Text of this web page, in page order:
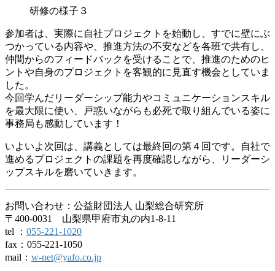
研修の様子３
参加者は、実際に自社プロジェクトを始動し、すでに壁にぶ
つかっている内容や、推進方法の不安などを各班で共有し、
仲間からのフィードバックを受けることで、推進のためのヒ
ントや自身のプロジェクトを客観的に見直す機会としていま
した。
今回学んだリーダーシップ能力やコミュニケーションスキル
を最大限に使い、戸惑いながらも必死で取り組んでいる姿に
事務局も感動しています！
いよいよ次回は、講義としては最終回の第４回です。自社で
進めるプロジェクトの課題を再度確認しながら、リーダーシ
ップスキルを磨いていきます。
お問い合わせ：公益財団法人 山梨総合研究所
〒400-0031 山梨県甲府市丸の内1-8-11
tel ： 055-221-1020
fax：055-221-1050
mail： w-net@yafo.co.jp